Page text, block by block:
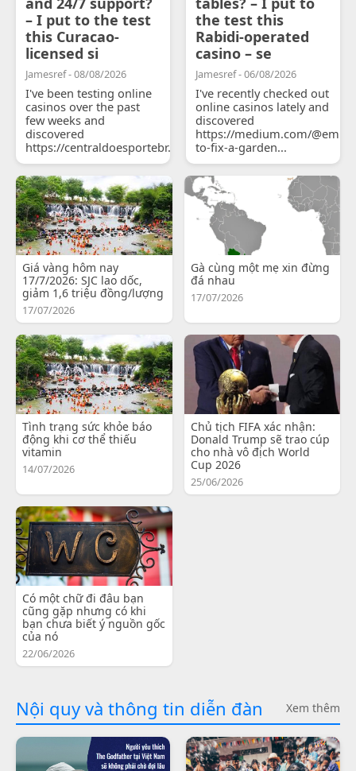
– I put to the test
this Curacao-
licensed si
Jamesref - 08/08/2026
I've been testing online
casinos over the past
few weeks and
discovered
https://centraldoesportebr.substack.com/p/cucure...
the test this
Rabidi-operated
casino – se
Jamesref - 06/08/2026
I've recently checked out
online casinos lately and
discovered
https://medium.com/
to-fix-a-garden...
Giá vàng hôm nay
17/7/2026: SJC lao dốc,
giảm 1,6 triệu đồng/lượng
17/07/2026
Gà cùng một mẹ xin đừng
đá nhau
17/07/2026
Tình trạng sức khỏe báo
động khi cơ thể thiếu
vitamin
14/07/2026
Chủ tịch FIFA xác nhận:
Donald Trump sẽ trao cúp
cho nhà vô địch World
Cup 2026
25/06/2026
Có một chữ đi đâu bạn
cũng gặp nhưng có khi
bạn chưa biết ý nguồn gốc
của nó
22/06/2026
Nội quy và thông tin diễn đàn Xem thêm